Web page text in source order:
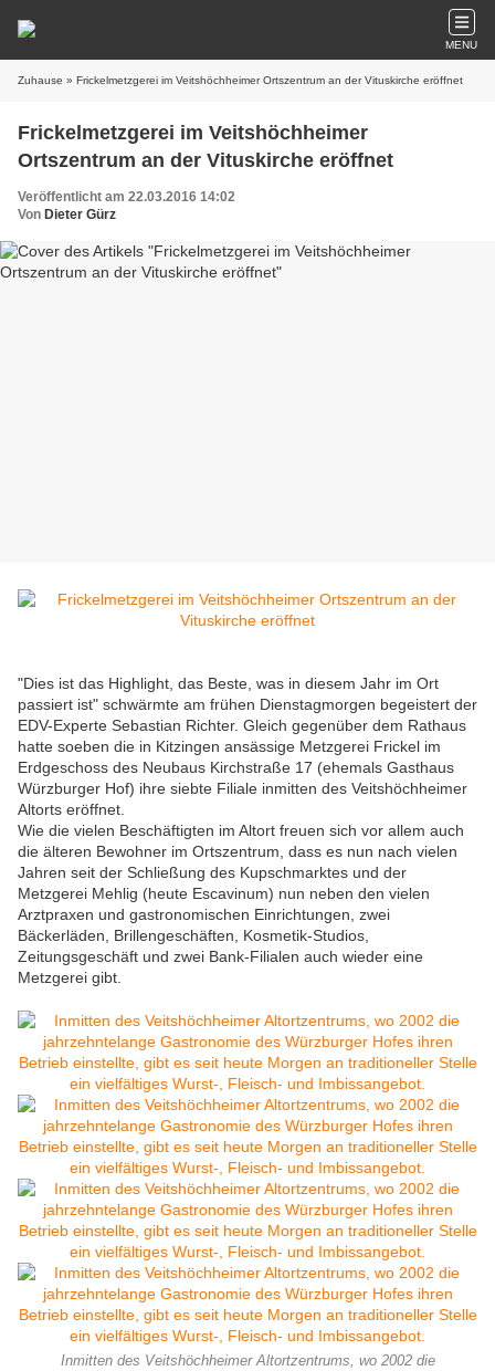
MENU
Zuhause » Frickelmetzgerei im Veitshöchheimer Ortszentrum an der Vituskirche eröffnet
Frickelmetzgerei im Veitshöchheimer
Ortszentrum an der Vituskirche eröffnet
Veröffentlicht am 22.03.2016 14:02
Von Dieter Gürz
"Dies ist das Highlight, das Beste, was in diesem Jahr im Ort
passiert ist" schwärmte am frühen Dienstagmorgen begeistert der
EDV-Experte Sebastian Richter. Gleich gegenüber dem Rathaus
hatte soeben die in Kitzingen ansässige Metzgerei Frickel im
Erdgeschoss des Neubaus Kirchstraße 17 (ehemals Gasthaus
Würzburger Hof) ihre siebte Filiale inmitten des Veitshöchheimer
Altorts eröffnet.
Wie die vielen Beschäftigten im Altort freuen sich vor allem auch
die älteren Bewohner im Ortszentrum, dass es nun nach vielen
Jahren seit der Schließung des Kupschmarktes und der
Metzgerei Mehlig (heute Escavinum) nun neben den vielen
Arztpraxen und gastronomischen Einrichtungen, zwei
Bäckerläden, Brillengeschäften, Kosmetik-Studios,
Zeitungsgeschäft und zwei Bank-Filialen auch wieder eine
Metzgerei gibt.
Inmitten des Veitshöchheimer Altortzentrums, wo 2002 die